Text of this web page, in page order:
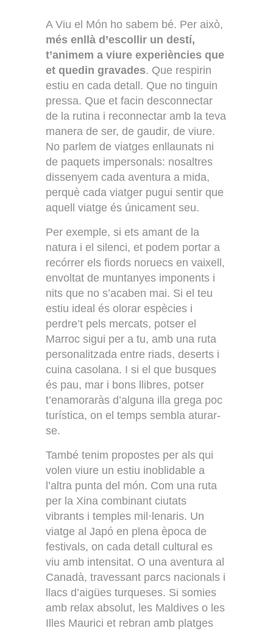
A Viu el Món ho sabem bé. Per això,
més enllà d’escollir un destí,
t’animem a viure experiències que
et quedin gravades. Que respirin
estiu en cada detall. Que no tinguin
pressa. Que et facin desconnectar
de la rutina i reconnectar amb la teva
manera de ser, de gaudir, de viure.
No parlem de viatges enllaunats ni
de paquets impersonals: nosaltres
dissenyem cada aventura a mida,
perquè cada viatger pugui sentir que
aquell viatge és únicament seu.
Per exemple, si ets amant de la
natura i el silenci, et podem portar a
recórrer els fiords noruecs en vaixell,
envoltat de muntanyes imponents i
nits que no s’acaben mai. Si el teu
estiu ideal és olorar espècies i
perdre’t pels mercats, potser el
Marroc sigui per a tu, amb una ruta
personalitzada entre riads, deserts i
cuina casolana. I si el que busques
és pau, mar i bons llibres, potser
t’enamoraràs d’alguna illa grega poc
turística, on el temps sembla aturar-
se.
També tenim propostes per als qui
volen viure un estiu inoblidable a
l’altra punta del món. Com una ruta
per la Xina combinant ciutats
vibrants i temples mil·lenaris. Un
viatge al Japó en plena època de
festivals, on cada detall cultural es
viu amb intensitat. O una aventura al
Canadà, travessant parcs nacionals i
llacs d’aigües turqueses. Si somies
amb relax absolut, les Maldives o les
Illes Maurici et rebran amb platges